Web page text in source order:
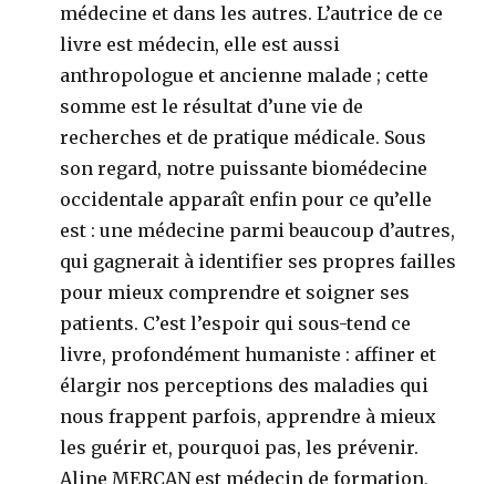
médecine et dans les autres. L’autrice de ce
livre est médecin, elle est aussi
anthropologue et ancienne malade ; cette
somme est le résultat d’une vie de
recherches et de pratique médicale. Sous
son regard, notre puissante biomédecine
occidentale apparaît enfin pour ce qu’elle
est : une médecine parmi beaucoup d’autres,
qui gagnerait à identifier ses propres failles
pour mieux comprendre et soigner ses
patients. C’est l’espoir qui sous-tend ce
livre, profondément humaniste : affiner et
élargir nos perceptions des maladies qui
nous frappent parfois, apprendre à mieux
les guérir et, pourquoi pas, les prévenir.
Aline MERCAN est médecin de formation,